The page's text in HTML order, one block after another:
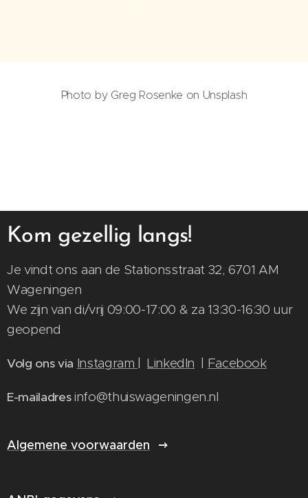
Photo by Greg Rosenke on Unsplash
Kom gezellig langs!
Je vindt ons aan de Stationsstraat 32, 6701 AM
Wageningen
We zijn van di/vrij 09:00-17:00 & za 13:30-16:30 uur
geopend
Volg ons via Instagram |LinkedIn | Facebook
E-mailadresinfo@thuiswageningen.nl
Algemene voorwaarden